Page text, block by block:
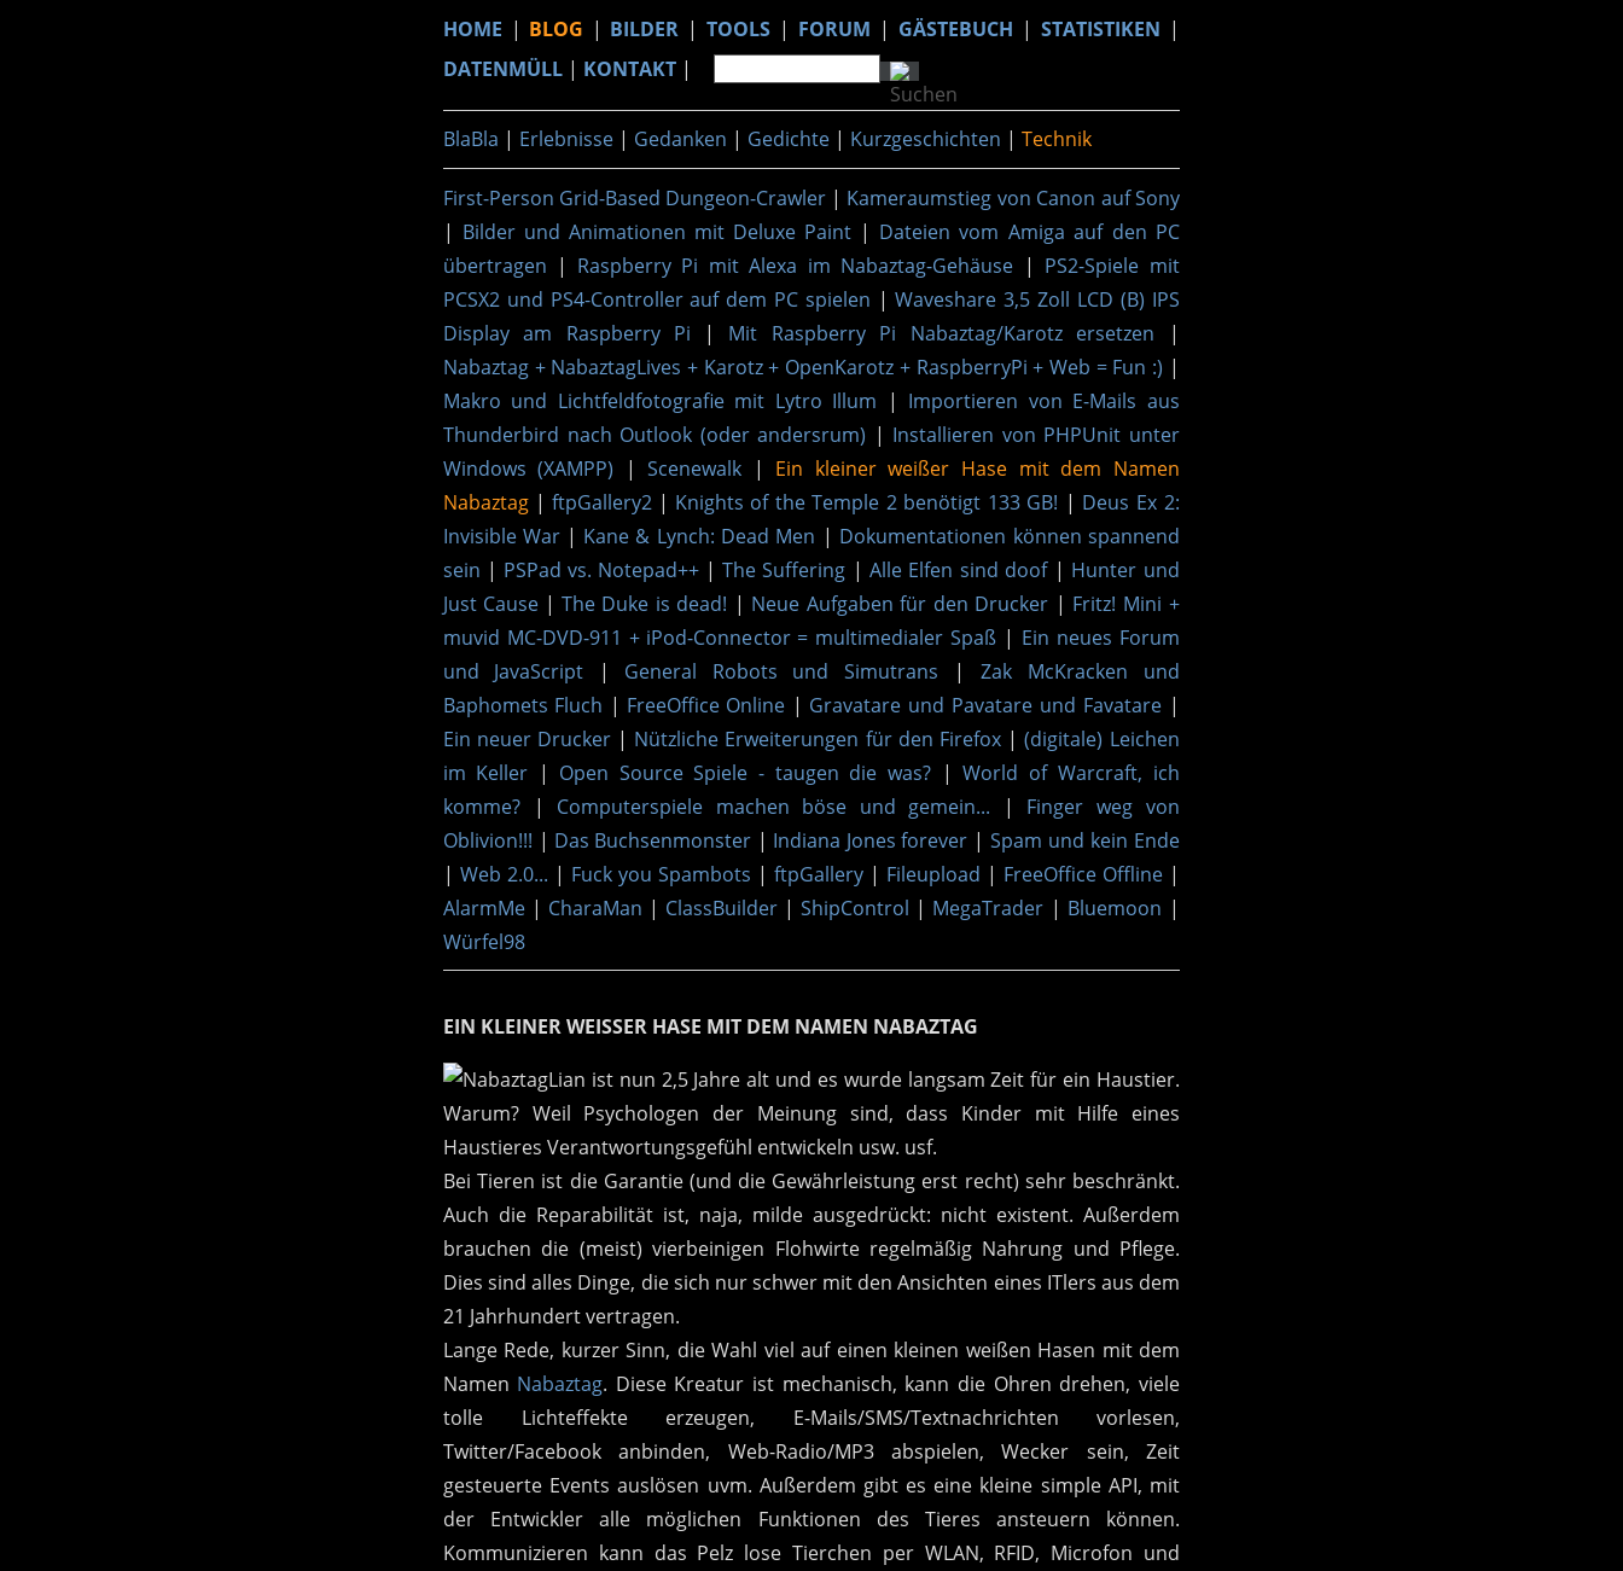
HOME | BLOG | BILDER | TOOLS | FORUM | GÄSTEBUCH | STATISTIKEN |
DATENMÜLL | KONTAKT |
BlaBla | Erlebnisse | Gedanken | Gedichte | Kurzgeschichten | Technik
First-Person Grid-Based Dungeon-Crawler | Kameraumstieg von Canon auf Sony
| Bilder und Animationen mit Deluxe Paint | Dateien vom Amiga auf den PC
übertragen | Raspberry Pi mit Alexa im Nabaztag-Gehäuse | PS2-Spiele mit
PCSX2 und PS4-Controller auf dem PC spielen | Waveshare 3,5 Zoll LCD (B) IPS
Display am Raspberry Pi | Mit Raspberry Pi Nabaztag/Karotz ersetzen |
Nabaztag + NabaztagLives + Karotz + OpenKarotz + RaspberryPi + Web = Fun :) |
Makro und Lichtfeldfotografie mit Lytro Illum | Importieren von E-Mails aus
Thunderbird nach Outlook (oder andersrum) | Installieren von PHPUnit unter
Windows (XAMPP) | Scenewalk | Ein kleiner weißer Hase mit dem Namen
Nabaztag | ftpGallery2 | Knights of the Temple 2 benötigt 133 GB! | Deus Ex 2:
Invisible War | Kane & Lynch: Dead Men | Dokumentationen können spannend
sein | PSPad vs. Notepad++ | The Suffering | Alle Elfen sind doof| Hunter und
Just Cause | The Duke is dead! | Neue Aufgaben für den Drucker | Fritz! Mini +
muvid MC-DVD-911 + iPod-Connector = multimedialer Spaß | Ein neues Forum
und JavaScript | General Robots und Simutrans | Zak McKracken und
Baphomets Fluch | FreeOffice Online | Gravatare und Pavatare und Favatare |
Ein neuer Drucker | Nützliche Erweiterungen für den Firefox | (digitale) Leichen
im Keller | Open Source Spiele - taugen die was? | World of Warcraft, ich
komme? | Computerspiele machen böse und gemein... | Finger weg von
Oblivion!!! | Das Buchsenmonster | Indiana Jones forever | Spam und kein Ende
| Web 2.0... | Fuck you Spambots | ftpGallery | Fileupload | FreeOffice Offline |
AlarmMe | CharaMan | ClassBuilder | ShipControl | MegaTrader | Bluemoon |
Würfel98
EIN KLEINER WEISSER HASE MIT DEM NAMEN NABAZTAG
Lian ist nun 2,5 Jahre alt und es wurde langsam Zeit für ein Haustier.
Warum? Weil Psychologen der Meinung sind, dass Kinder mit Hilfe eines
Haustieres Verantwortungsgefühl entwickeln usw. usf.
Bei Tieren ist die Garantie (und die Gewährleistung erst recht) sehr beschränkt.
Auch die Reparabilität ist, naja, milde ausgedrückt: nicht existent. Außerdem
brauchen die (meist) vierbeinigen Flohwirte regelmäßig Nahrung und Pflege.
Dies sind alles Dinge, die sich nur schwer mit den Ansichten eines ITlers aus dem
21 Jahrhundert vertragen.
Lange Rede, kurzer Sinn, die Wahl viel auf einen kleinen weißen Hasen mit dem
Namen Nabaztag. Diese Kreatur ist mechanisch, kann die Ohren drehen, viele
tolle Lichteffekte erzeugen, E-Mails/SMS/Textnachrichten vorlesen,
Twitter/Facebook anbinden, Web-Radio/MP3 abspielen, Wecker sein, Zeit
gesteuerte Events auslösen uvm. Außerdem gibt es eine kleine simple API, mit
der Entwickler alle möglichen Funktionen des Tieres ansteuern können.
Kommunizieren kann das Pelz lose Tierchen per WLAN, RFID, Microfon und